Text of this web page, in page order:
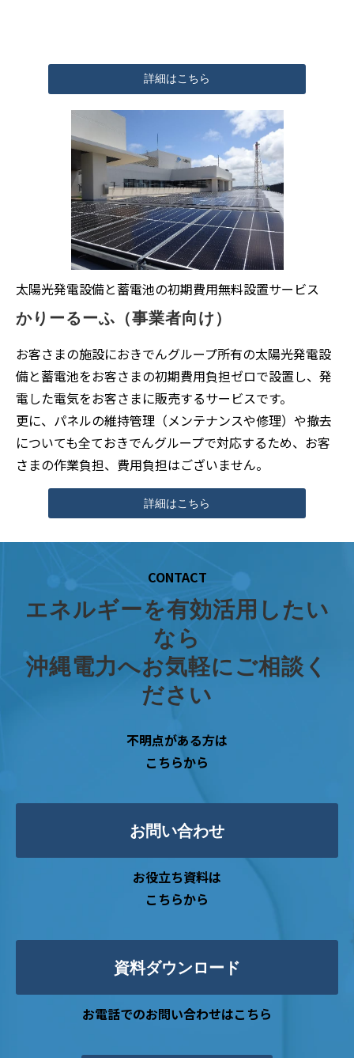
詳細はこちら
太陽光発電設備と蓄電池の初期費用無料設置サービス
かりーるーふ（事業者向け）
お客さまの施設におきでんグループ所有の太陽光発電設
備と蓄電池をお客さまの初期費用負担ゼロで設置し、発
電した電気をお客さまに販売するサービスです。
更に、パネルの維持管理（メンテナンスや修理）や撤去
についても全ておきでんグループで対応するため、お客
さまの作業負担、費用負担はございません。
詳細はこちら
CONTACT
エネルギーを有効活用したい
なら
沖縄電力へお気軽にご相談く
ださい
不明点がある方は
こちらから
お問い合わせ
お役立ち資料は
こちらから
資料ダウンロード
お電話でのお問い合わせはこちら